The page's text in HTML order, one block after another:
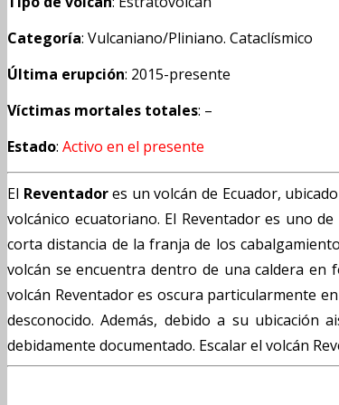
Categoría: Vulcaniano/Pliniano. Cataclísmico
Última erupción: 2015-presente
Víctimas mortales totales: –
Estado: Activo en el presente
El Reventadores un volcán de Ecuador,
volcánico ecuatoriano. El Reventador es uno
corta distancia de la franja de los
volcán se encuentra dentro de una caldera en
volcán Reventador es oscura particularmente
desconocido. Además, debido a su
debidamente documentado. Escalar el volcán